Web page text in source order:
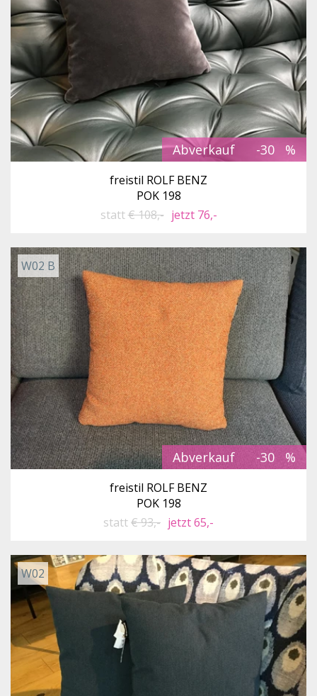
Abverkauf -30
freistil ROLF BENZ
POK 198
statt€ 108,- jetzt 76,-
Abverkauf -30
W02 B
freistil ROLF BENZ
POK 198
statt€ 93,- jetzt 65,-
W02